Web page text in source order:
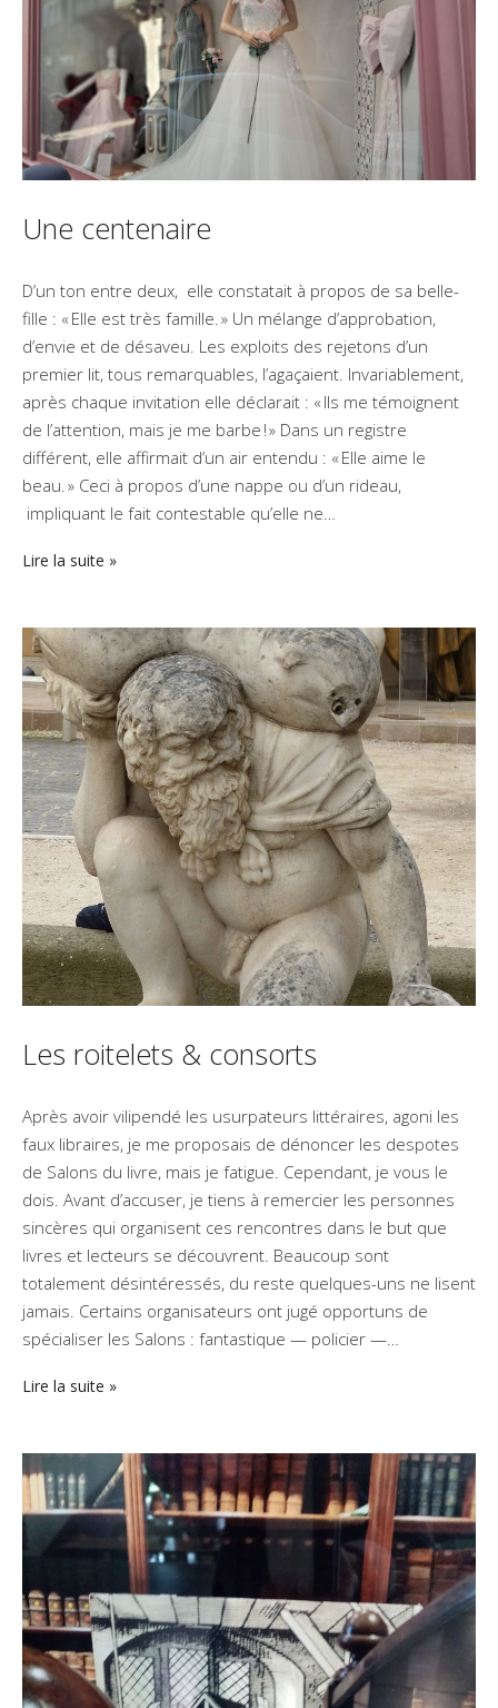
Une centenaire
D’un ton entre deux, elle constatait à propos de sa belle-
fille : « Elle est très famille. » Un mélange d’approbation,
d’envie et de désaveu. Les exploits des rejetons d’un
premier lit, tous remarquables, l’agaçaient. Invariablement,
après chaque invitation elle déclarait : « Ils me témoignent
de l’attention, mais je me barbe ! » Dans un registre
différent, elle affirmait d’un air entendu : « Elle aime le
beau. » Ceci à propos d’une nappe ou d’un rideau,
impliquant le fait contestable qu’elle ne…
Lire la suite
Les roitelets & consorts
Après avoir vilipendé les usurpateurs littéraires, agoni les
faux libraires, je me proposais de dénoncer les despotes
de Salons du livre, mais je fatigue. Cependant, je vous le
dois. Avant d’accuser, je tiens à remercier les personnes
sincères qui organisent ces rencontres dans le but que
livres et lecteurs se découvrent. Beaucoup sont
totalement désintéressés, du reste quelques-uns ne lisent
jamais. Certains organisateurs ont jugé opportuns de
spécialiser les Salons : fantastique — policier —…
Lire la suite